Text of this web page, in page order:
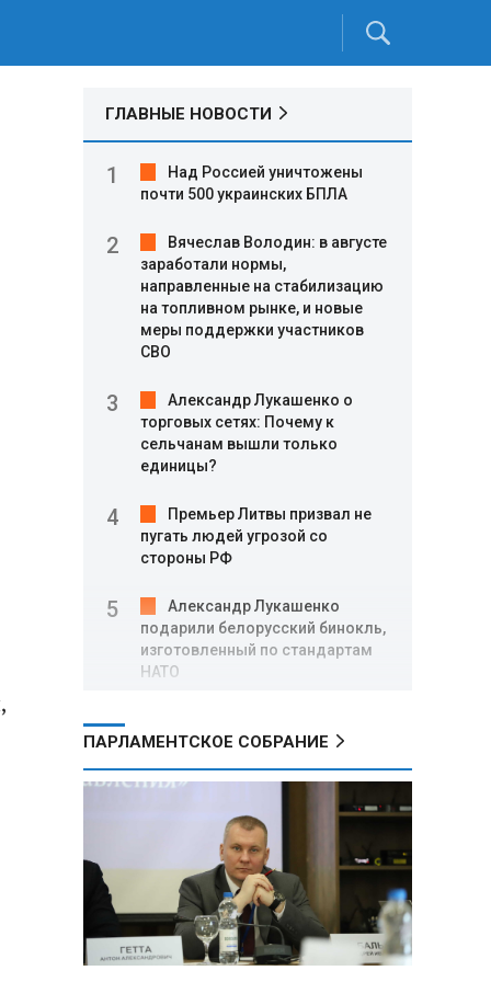
ГЛАВНЫЕ НОВОСТИ
Над Россией уничтожены
почти 500 украинских БПЛА
Вячеслав Володин: в августе
заработали нормы,
направленные на стабилизацию
на топливном рынке, и новые
меры поддержки участников
СВО
Александр Лукашенко о
торговых сетях: Почему к
сельчанам вышли только
единицы?
Премьер Литвы призвал не
пугать людей угрозой со
стороны РФ
Александр Лукашенко
подарили белорусский бинокль,
изготовленный по стандартам
НАТО
новых атаках ВСУ пострадали
Александр Лукашенко о
работе Белкоопсоюза: «Если это
так, это жуть»
Минск возглавил рейтинг
самых популярных зарубежных
городов у российских туристов
ПАРЛАМЕНТСКОЕ СОБРАНИЕ